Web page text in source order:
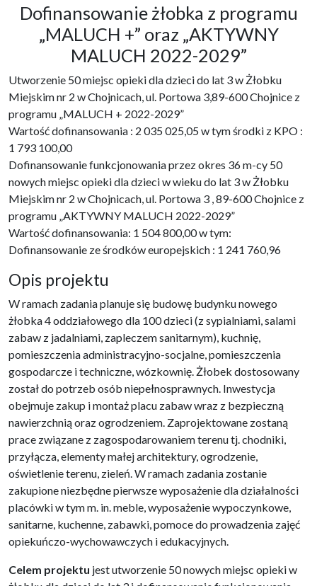
Dofinansowanie żłobka z programu
„MALUCH +” oraz „AKTYWNY
MALUCH 2022-2029”
Utworzenie 50 miejsc opieki dla dzieci do lat 3 w Żłobku
Miejskim nr 2 w Chojnicach, ul. Portowa 3,89-600 Chojnice z
programu „MALUCH + 2022-2029”
Wartość dofinansowania : 2 035 025,05 w tym środki z KPO :
1 793 100,00
Dofinansowanie funkcjonowania przez okres 36 m-cy 50
nowych miejsc opieki dla dzieci w wieku do lat 3 w Żłobku
Miejskim nr 2 w Chojnicach, ul. Portowa 3 , 89-600 Chojnice z
programu „AKTYWNY MALUCH 2022-2029”
Wartość dofinansowania: 1 504 800,00 w tym:
Dofinansowanie ze środków europejskich : 1 241 760,96
Opis projektu
W ramach zadania planuje się budowę budynku nowego
żłobka 4 oddziałowego dla 100 dzieci (z sypialniami, salami
zabaw z jadalniami, zapleczem sanitarnym), kuchnię,
pomieszczenia administracyjno-socjalne, pomieszczenia
gospodarcze i techniczne, wózkownię. Żłobek dostosowany
został do potrzeb osób niepełnosprawnych. Inwestycja
obejmuje zakup i montaż placu zabaw wraz z bezpieczną
nawierzchnią oraz ogrodzeniem. Zaprojektowane zostaną
prace związane z zagospodarowaniem terenu tj. chodniki,
przyłącza, elementy małej architektury, ogrodzenie,
oświetlenie terenu, zieleń. W ramach zadania zostanie
zakupione niezbędne pierwsze wyposażenie dla działalności
placówki w tym m. in. meble, wyposażenie wypoczynkowe,
sanitarne, kuchenne, zabawki, pomoce do prowadzenia zajęć
opiekuńczo-wychowawczych i edukacyjnych.
Celem projektu jest utworzenie 50 nowych miejsc opieki w